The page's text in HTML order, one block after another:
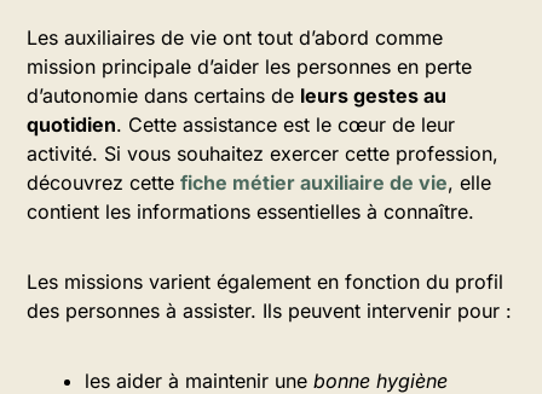
Les auxiliaires de vie ont tout d’abord comme
mission principale d’aider les personnes en perte
d’autonomie dans certains de leurs gestes au
quotidien. Cette assistance est le cœur de leur
activité. Si vous souhaitez exercer cette profession,
découvrez cette fiche métier auxiliaire de vie, elle
contient les informations essentielles à connaître.
Les missions varient également en fonction du profil
des personnes à assister. Ils peuvent intervenir pour :
les aider à maintenir une bonne hygiène